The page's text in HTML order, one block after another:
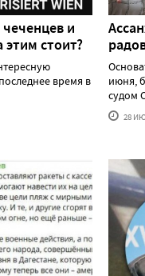
и
этим стоит?
время в
июня,
судом
28